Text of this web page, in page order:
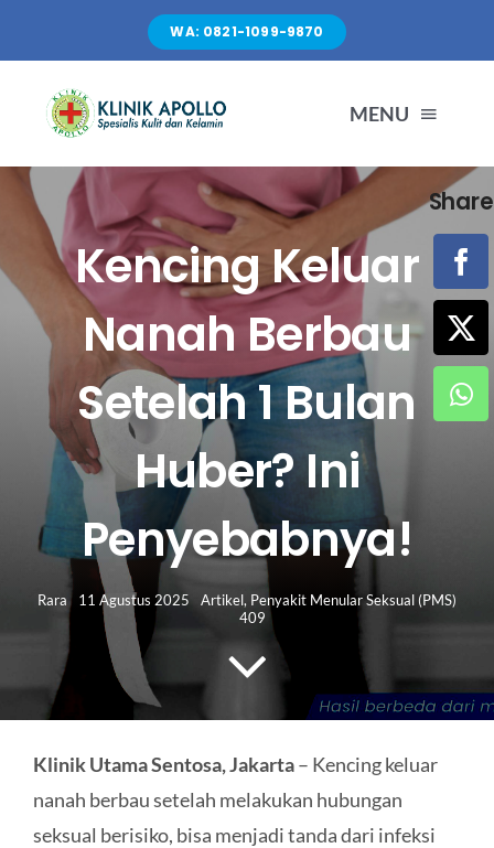
content
WA: 0821-1099-9870
MENU
TENTANG KAMI
LAYANAN
FASILITAS
ARTIKEL
HUBUNGI KAMI
Search
for:
Kencing Keluar
Nanah Berbau
Setelah 1 Bulan
Huber? Ini
Penyebabnya!
Rara 11 Agustus 2025 Artikel, Penyakit Menular Seksual (PMS)
409
Klinik Utama Sentosa, Jakarta– Kencing keluar
nanah berbau setelah melakukan hubungan
seksual berisiko, bisa menjadi tanda dari infeksi
Share